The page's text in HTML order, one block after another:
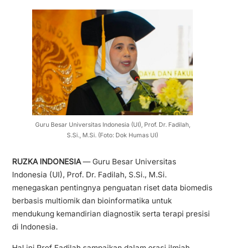
Guru Besar Universitas Indonesia (UI), Prof. Dr. Fadilah,
S.Si., M.Si. (Foto: Dok Humas UI)
RUZKA INDONESIA— Guru Besar Universitas
Indonesia (UI), Prof. Dr. Fadilah, S.Si., M.Si.
menegaskan pentingnya penguatan riset data biomedis
berbasis multiomik dan bioinformatika untuk
mendukung kemandirian diagnostik serta terapi presisi
di Indonesia.